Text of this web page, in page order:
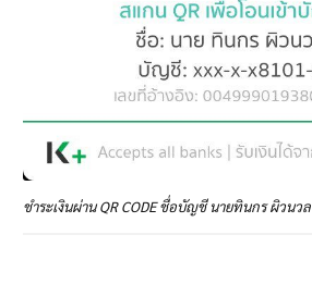
ชำระเงินผ่าน QR CODE ชื่อบัญชี นายทินกร ผิวนวล